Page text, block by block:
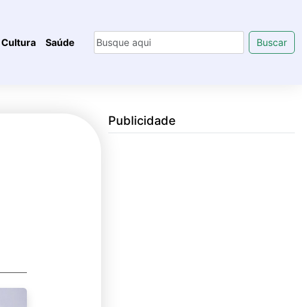
Cultura Saúde Buscar
Publicidade